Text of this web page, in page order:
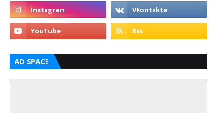
AD SPACE